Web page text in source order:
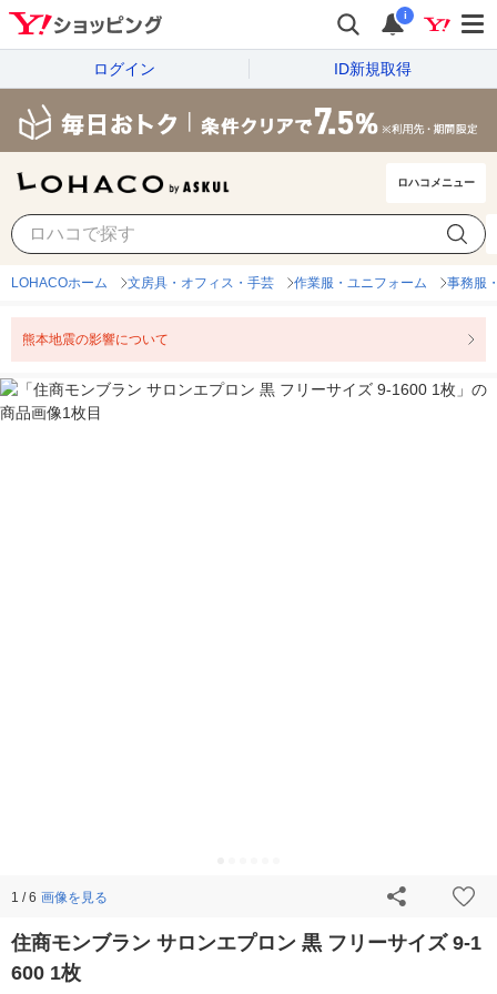
i
ログイン ID新規取得
ロハコメニュー
LOHACOホーム 文房具・オフィス・手芸 作業服・ユニフォーム 事務服
熊本地震の影響について
1 / 6 画像を見る
住商モンブラン サロンエプロン 黒 フリーサイズ 9-1
600 1枚